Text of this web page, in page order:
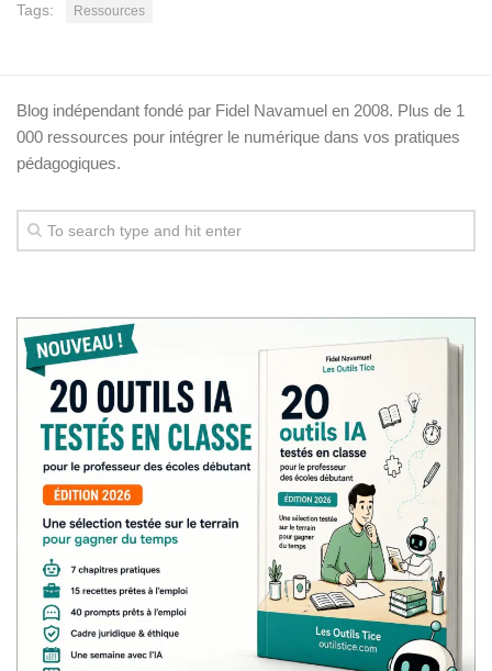
Tags: Ressources
Blog indépendant fondé par Fidel Navamuel en 2008. Plus de 1
000 ressources pour intégrer le numérique dans vos pratiques
pédagogiques.